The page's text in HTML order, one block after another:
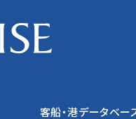
客船・港データベー